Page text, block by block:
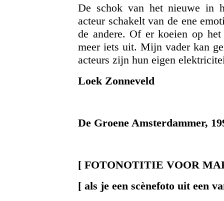
De schok van het nieuwe in
acteur schakelt van de ene
de andere. Of er koeien op
meer iets uit. Mijn vader kan
acteurs zijn hun eigen
Loek Zonneveld
De Groene Amsterdammer,
[ FOTONOTITIE VOOR
[ als je een scènefoto uit een